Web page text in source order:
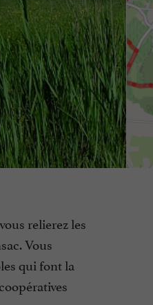
relierez les
Vous
qui font la